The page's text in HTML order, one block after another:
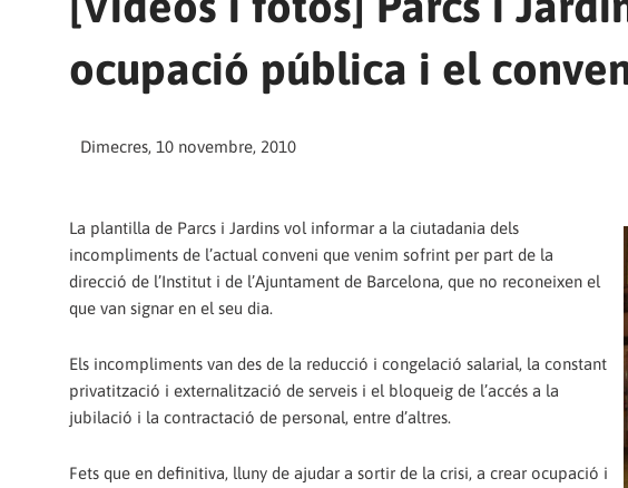
ocupació pública i el
Dimecres, 10 novembre, 2010
La plantilla de Parcs i Jardins vol informar a la ciutadania dels
incompliments de l’actual conveni que venim sofrint per part de la
direcció de l’Institut i de l’Ajuntament de Barcelona, que no reconeixen el
que van signar en el seu dia.
Els incompliments van des de la reducció i congelació salarial, la constant
privatització i externalització de serveis i el bloqueig de l’accés a la
jubilació i la contractació de personal, entre d’altres.
Fets que en definitiva, lluny de ajudar a sortir de la crisi, a crear ocupació i